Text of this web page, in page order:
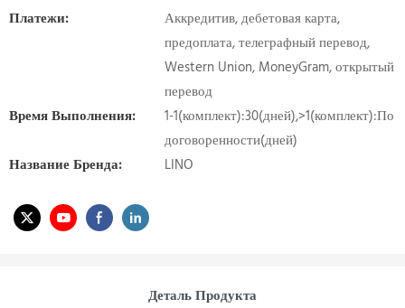
Платежи:
Аккредитив, дебетовая карта,
предоплата, телеграфный перевод,
Western Union, MoneyGram, открытый
перевод
Время Выполнения:
1-1(комплект):30(дней),>1(комплект):По
договоренности(дней)
Название Бренда:
LINO
Деталь Продукта